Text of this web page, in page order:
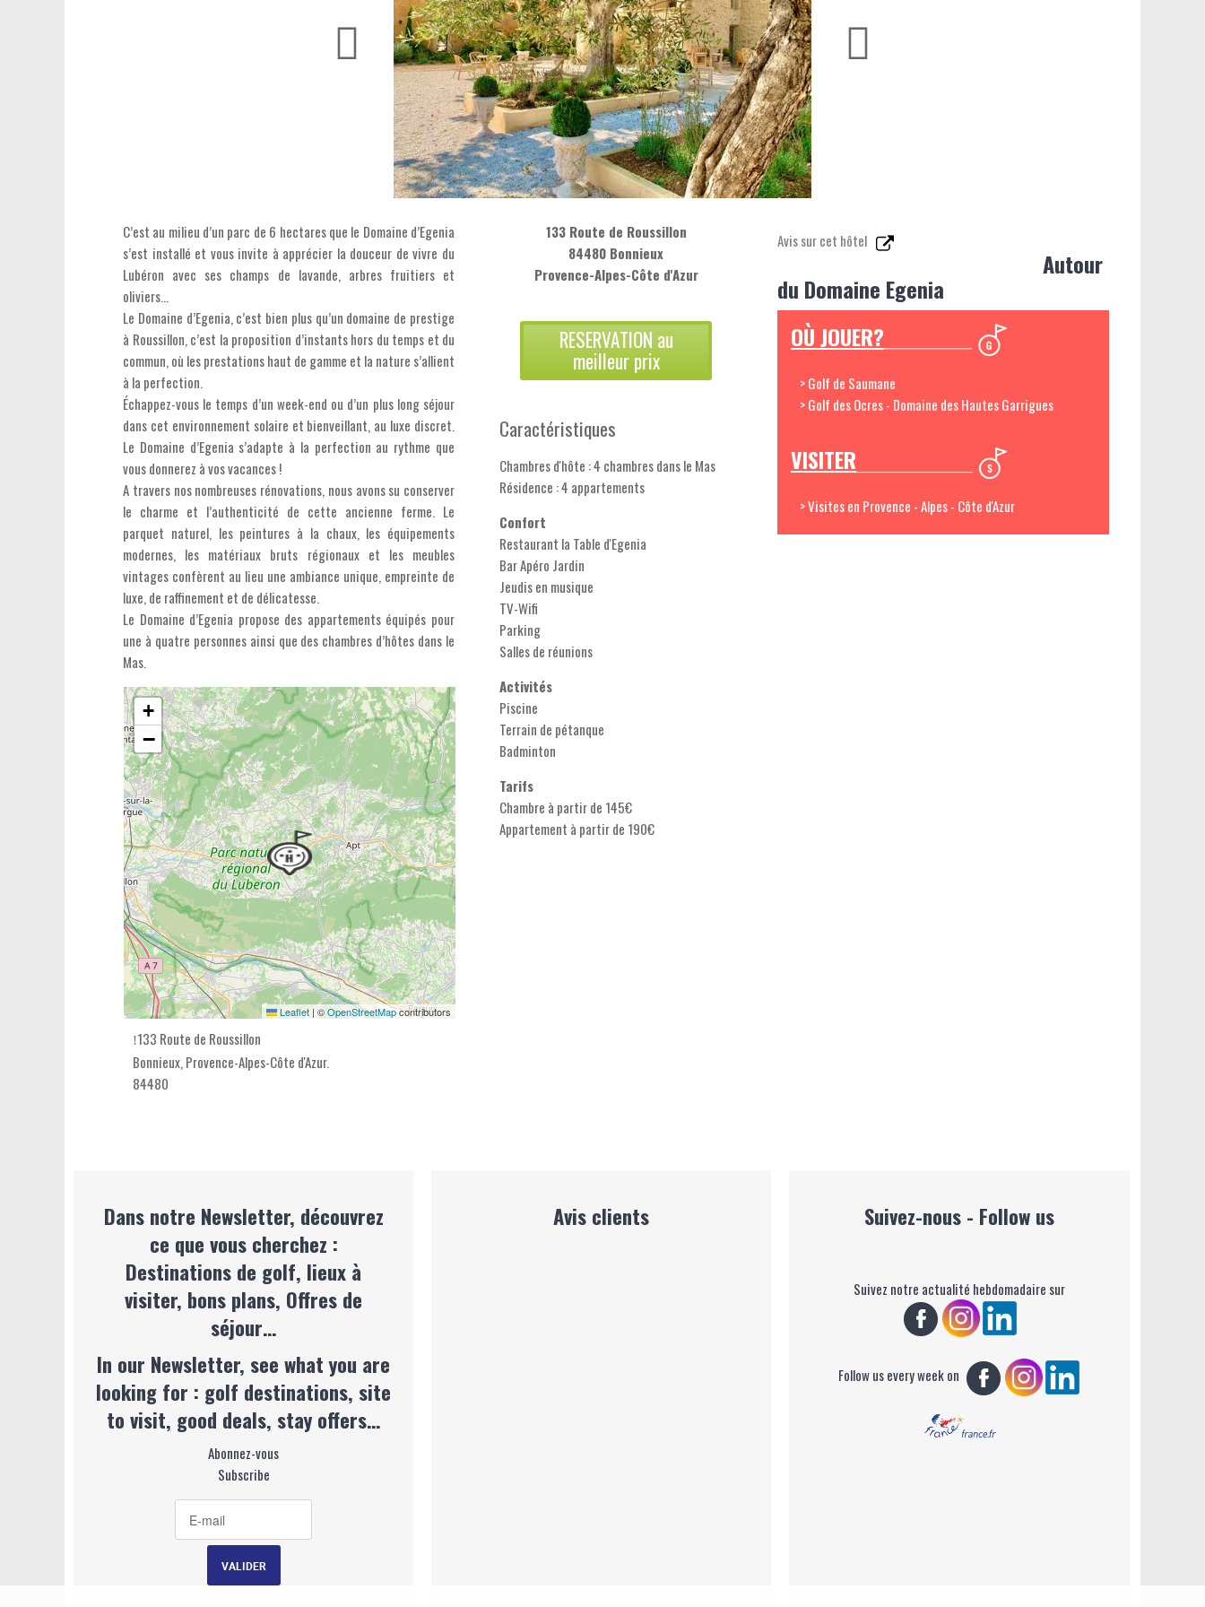
C’est au milieu d’un parc de 6 hectares que le Domaine d’Egenia
s’est installé et vous invite à apprécier la douceur de vivre du
Lubéron avec ses champs de lavande, arbres fruitiers et
oliviers…
Le Domaine d’Egenia, c’est bien plus qu’un domaine de prestige
à Roussillon, c’est la proposition d’instants hors du temps et du
commun, où les prestations haut de gamme et la nature s’allient
à la perfection.
Échappez-vous le temps d’un week-end ou d’un plus long séjour
dans cet environnement solaire et bienveillant, au luxe discret.
Le Domaine d’Egenia s’adapte à la perfection au rythme que
vous donnerez à vos vacances !
A travers nos nombreuses rénovations, nous avons su conserver
le charme et l’authenticité de cette ancienne ferme. Le
parquet naturel, les peintures à la chaux, les équipements
modernes, les matériaux bruts régionaux et les meubles
vintages confèrent au lieu une ambiance unique, empreinte de
luxe, de raffinement et de délicatesse.
Le Domaine d’Egenia propose des appartements équipés pour
une à quatre personnes ainsi que des chambres d’hôtes dans le
Mas.
+
−
Leaflet | ©OpenStreetMapcontributors
133 Route de Roussillon
Bonnieux, Provence-Alpes-Côte d'Azur.
84480
133 Route de Roussillon
84480 Bonnieux
Provence-Alpes-Côte d'Azur
RESERVATION au
meilleur prix
Caractéristiques
Chambres d'hôte : 4 chambres dans le Mas
Résidence : 4 appartements
Confort
Restaurant la Table d'Egenia
Bar Apéro Jardin
Jeudis en musique
TV-Wifi
Parking
Salles de réunions
Activités
Piscine
Terrain de pétanque
Badminton
Tarifs
Chambre à partir de 145€
Appartement à partir de 190€
Avis sur cet hôtel
Autour
du Domaine Egenia
OÙ JOUER?
> Golf de Saumane
> Golf des Ocres - Domaine des Hautes Garrigues
VISITER
> Visites en Provence - Alpes - Côte d'Azur
Dans notre Newsletter, découvrez
ce que vous cherchez :
Destinations de golf, lieux à
visiter, bons plans, Offres de
séjour…
In our Newsletter, see what you are
looking for : golf destinations, site
to visit, good deals, stay offers…
Abonnez-vous
Subscribe
Avis clients Suivez-nous - Follow us
Suivez notre actualité hebdomadaire sur
Follow us every week on